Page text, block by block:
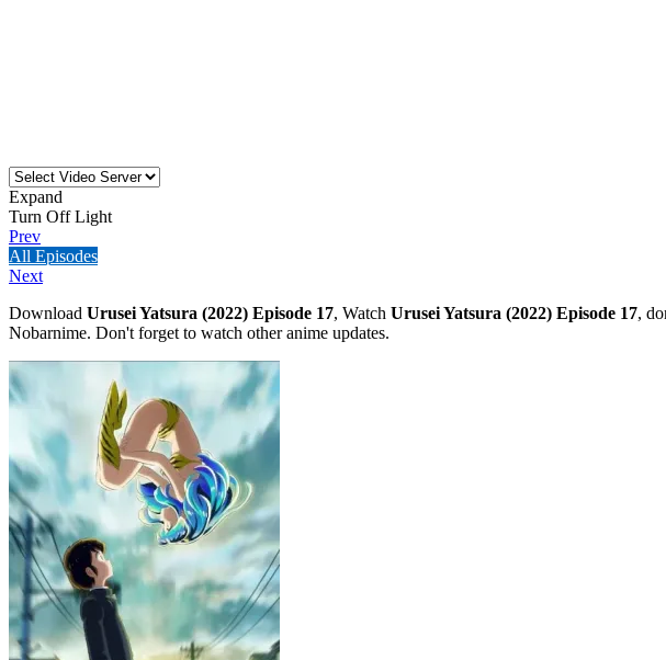
Expand
Turn Off Light
Prev
All Episodes
Next
Download Urusei Yatsura (2022) Episode 17, Watch Urusei Yatsura (2022) Episode 17,
Nobarnime. Don't forget to watch other anime updates.